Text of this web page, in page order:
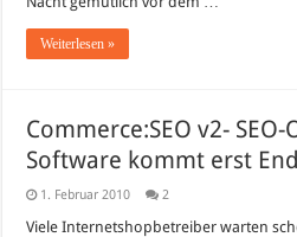
Weiterlesen »
Commerce:SEO v2-
Software kommt erst
1. Februar 2010 2
Viele Internetshopbetreiber warten